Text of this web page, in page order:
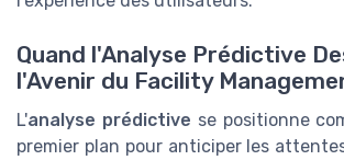
Quand l'Analyse Prédictive
l'Avenir du Facility
L'analyse prédictive se positionne
premier plan pour anticiper les